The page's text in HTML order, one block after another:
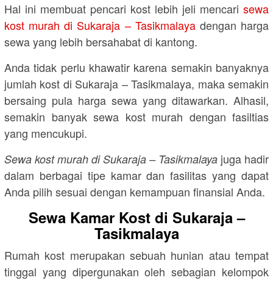
Hal ini membuat pencari kost lebih jeli mencari sewa
kost murah di Sukaraja – Tasikmalayadengan harga
sewa yang lebih bersahabat di kantong.
Anda tidak perlu khawatir karena semakin banyaknya
jumlah kost di Sukaraja – Tasikmalaya, maka semakin
bersaing pula harga sewa yang ditawarkan. Alhasil,
semakin banyak sewa kost murah dengan fasiltias
yang mencukupi.
Sewa kost murah di Sukaraja – Tasikmalaya juga hadir
dalam berbagai tipe kamar dan fasilitas yang dapat
Anda pilih sesuai dengan kemampuan finansial Anda.
Sewa Kamar Kost di Sukaraja –
Tasikmalaya
Rumah kost merupakan sebuah hunian atau tempat
tinggal yang dipergunakan oleh sebagian kelompok